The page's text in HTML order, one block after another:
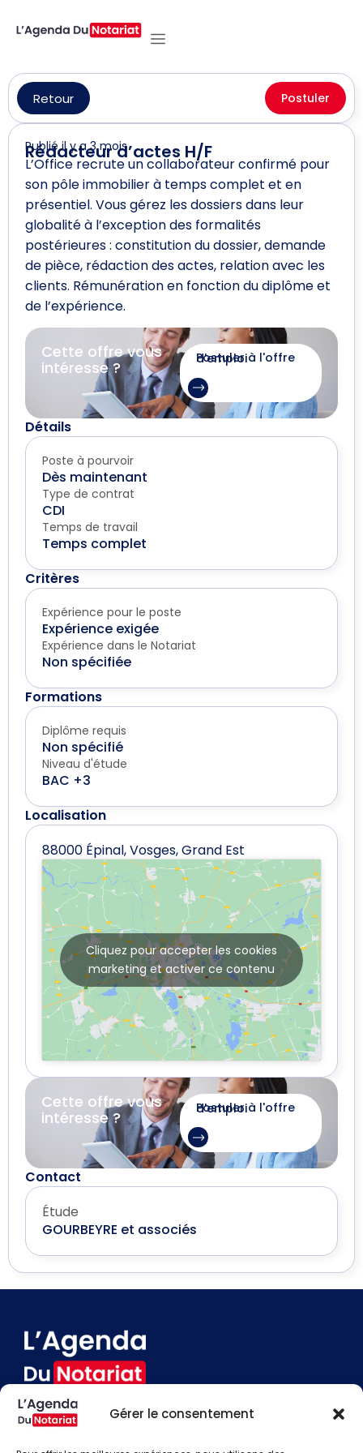
Gérer le consentement
Retour Postuler
Rédacteur d’actes H/F
Publié il y a 3 mois
L’Office recrute un collaborateur confirmé pour
son pôle immobilier à temps complet et en
présentiel. Vous gérez les dossiers dans leur
globalité à l’exception des formalités
postérieures : constitution du dossier, demande
de pièce, rédaction des actes, relation avec les
clients. Rémunération en fonction du diplôme et
de l’expérience.
Cette offre vous
intéresse ?
Postuler à l'offre d'emploi
Détails
Poste à pourvoir
Dès maintenant
Type de contrat
CDI
Temps de travail
Temps complet
Critères
Expérience pour le poste
Expérience exigée
Expérience dans le Notariat
Non spécifiée
Formations
Diplôme requis
Non spécifié
Niveau d'étude
BAC +3
Localisation
88000 Épinal, Vosges, Grand Est
Cliquez pour accepter les cookies
marketing et activer ce contenu
Cette offre vous
intéresse ?
Postuler à l'offre d'emploi
Contact
Étude
GOURBEYRE et associés